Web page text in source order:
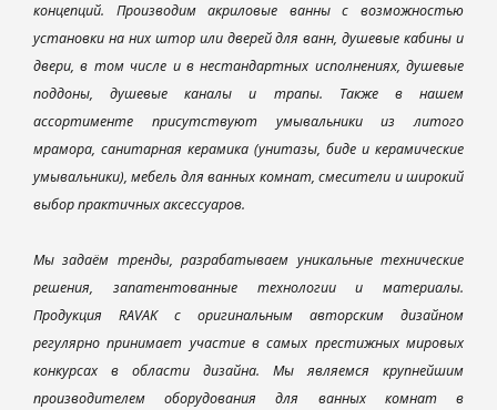
концепций. Производим акриловые ванны с возможностью
установки на них штор или дверей для ванн, душевые кабины и
двери, в том числе и в нестандартных исполнениях, душевые
поддоны, душевые каналы и трапы. Также в нашем
ассортименте присутствуют умывальники из литого
мрамора, санитарная керамика (унитазы, биде и керамические
умывальники), мебель для ванных комнат, смесители и широкий
выбор практичных аксессуаров.
Мы задаём тренды, разрабатываем уникальные технические
решения, запатентованные технологии и материалы.
Продукция RAVAK с оригинальным авторским дизайном
регулярно принимает участие в самых престижных мировых
конкурсах в области дизайна. Мы являемся крупнейшим
производителем оборудования для ванных комнат в